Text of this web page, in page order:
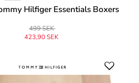
Hilfiger Essentials Boxers
499 SEK
423,90 SEK